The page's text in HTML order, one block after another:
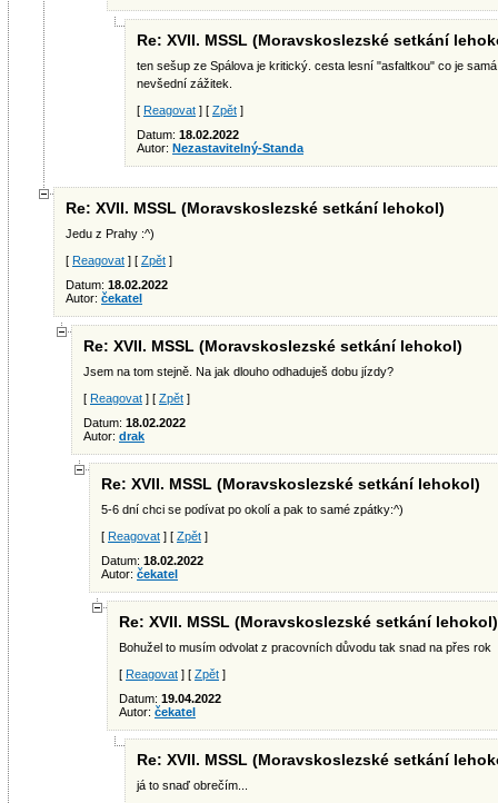
Re: XVII. MSSL (Moravskoslezské setkání
ten sešup ze Spálova je kritický. cesta lesní "asfaltkou" co je
nevšední zážitek.
[ Reagovat ] [ Zpět ]
Datum: 18.02.2022
Autor: Nezastavitelný-Standa
Re: XVII. MSSL (Moravskoslezské setkání lehokol)
Jedu z Prahy :^)
[ Reagovat ] [ Zpět ]
Datum: 18.02.2022
Autor: čekatel
Re: XVII. MSSL (Moravskoslezské setkání lehokol)
Jsem na tom stejně. Na jak dlouho odhaduješ dobu jízdy?
[ Reagovat ] [ Zpět ]
Datum: 18.02.2022
Autor: drak
Re: XVII. MSSL (Moravskoslezské setkání lehokol)
5-6 dní chci se podívat po okolí a pak to samé zpátky:^)
[ Reagovat ] [ Zpět ]
Datum: 18.02.2022
Autor: čekatel
Re: XVII. MSSL (Moravskoslezské setkání lehokol)
Bohužel to musím odvolat z pracovních důvodu tak snad na přes rok
[ Reagovat ] [ Zpět ]
Datum: 19.04.2022
Autor: čekatel
Re: XVII. MSSL (Moravskoslezské setkání
já to snaď obrečím...